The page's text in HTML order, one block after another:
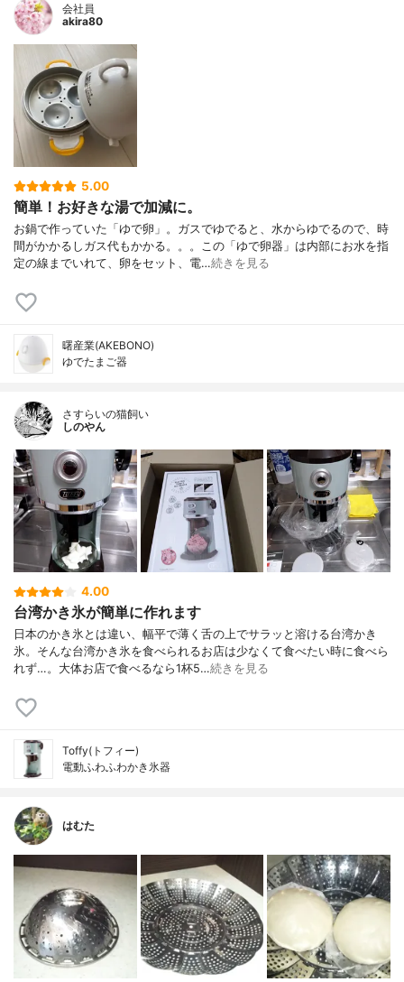
会社員
akira80
5.00
簡単！お好きな湯で加減に。
お鍋で作っていた「ゆで卵」。ガスでゆでると、水からゆでるので、時
間がかかるしガス代もかかる。。。この「ゆで卵器」は内部にお水を指
定の線までいれて、卵をセット、電…続きを見る
曙産業(AKEBONO)
ゆでたまご器
さすらいの猫飼い
しのやん
4.00
台湾かき氷が簡単に作れます
日本のかき氷とは違い、幅平で薄く舌の上でサラッと溶ける台湾かき
氷。そんな台湾かき氷を食べられるお店は少なくて食べたい時に食べら
れず…。大体お店で食べるなら1杯5…続きを見る
Toffy(トフィー)
電動ふわふわかき氷器
はむた